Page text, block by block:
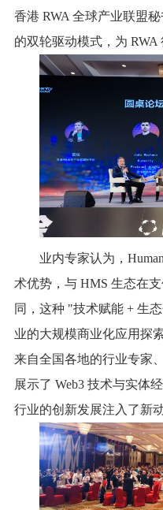
香港 RWA 全球产业联盟
的双轮驱动模式，为 RWA
业内专家认为，
术优势，与 HMS 生态在
同，这种 "技术赋能 + 生
业的大规模商业化应用探
来自全国各地的行业专家
展示了 Web3 技术与实体
行业的创新发展注入了新动